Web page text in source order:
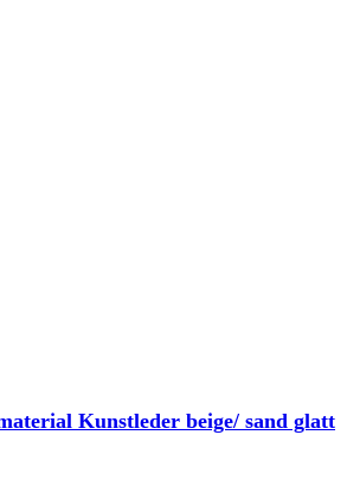
Kunstleder beige/ sand glatt